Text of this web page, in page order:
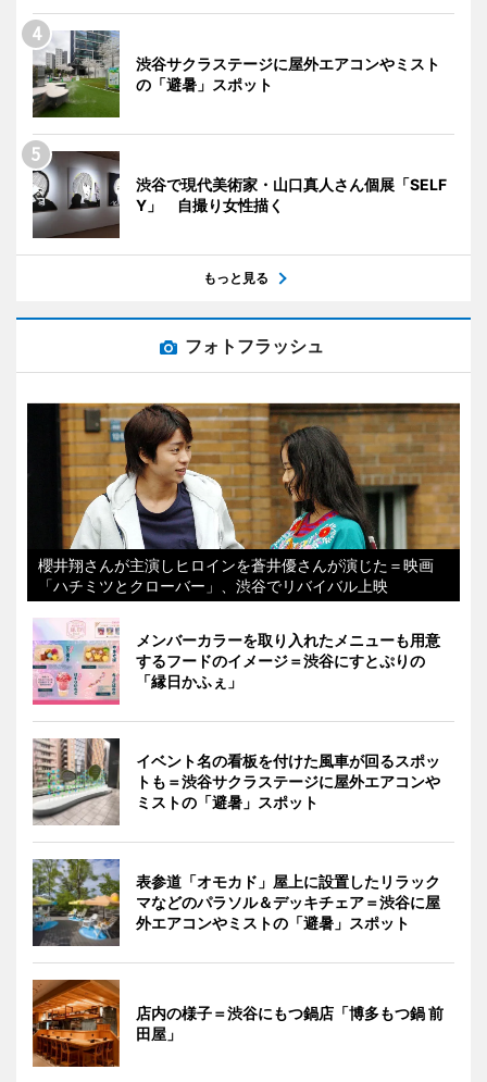
渋谷サクラステージに屋外エアコンやミスト
の「避暑」スポット
渋谷で現代美術家・山口真人さん個展「SELF
Y」 自撮り女性描く
もっと見る
フォトフラッシュ
櫻井翔さんが主演しヒロインを蒼井優さんが演じた＝映画
「ハチミツとクローバー」、渋谷でリバイバル上映
メンバーカラーを取り入れたメニューも用意
するフードのイメージ＝渋谷にすとぷりの
「縁日かふぇ」
イベント名の看板を付けた風車が回るスポッ
トも＝渋谷サクラステージに屋外エアコンや
ミストの「避暑」スポット
表参道「オモカド」屋上に設置したリラック
マなどのパラソル＆デッキチェア＝渋谷に屋
外エアコンやミストの「避暑」スポット
店内の様子＝渋谷にもつ鍋店「博多もつ鍋 前
田屋」